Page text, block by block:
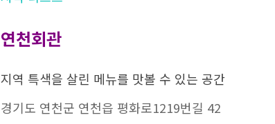
연천회관
지역 특색을 살린 메뉴를 맛볼 수 있는 공간
경기도 연천군 연천읍 평화로1219번길 42